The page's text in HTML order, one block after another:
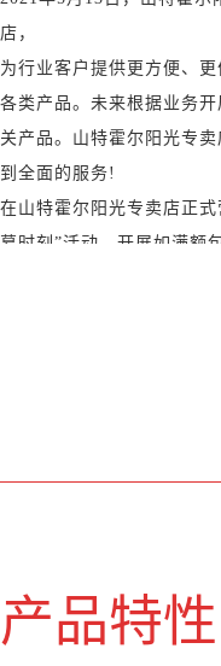
店，
为行业客户提供更方便、
各类产品。未来根据业务
关产品。山特霍尔阳光专
到全面的服务!
在山特霍尔阳光专卖店正
幕时刻”活动，开展如满额
产品特性